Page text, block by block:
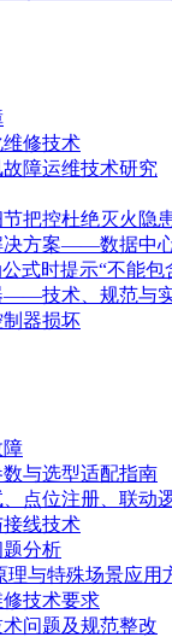
修技术
障运维技术研究
把控杜绝灭火隐
方案——数据中
式时提示“不能
——技术、规范与
器损坏
障
与选型适配指南
点位注册、联动
线技术
分析
理与特殊场景应用
技术要求
问题及规范整改